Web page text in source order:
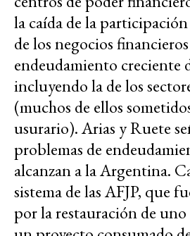
la caída de la
de los negocios
endeudamiento creciente
incluyendo la de los
(muchos de ellos
usurario). Arias y Ruete
problemas de
alcanzan a la Argentina.
sistema de las AFJP, que
por la restauración de